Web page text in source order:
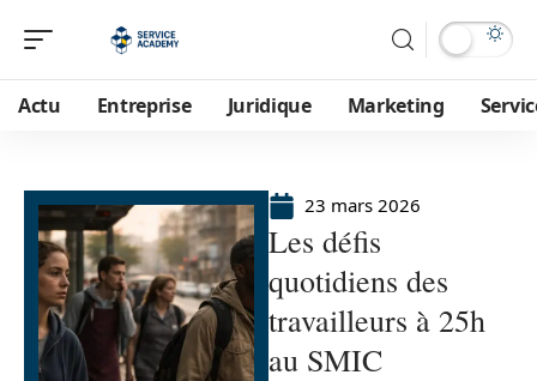
Actu Entreprise Juridique Marketing
23 mars 2026
Les défis
quotidiens des
travailleurs à 25h
au SMIC